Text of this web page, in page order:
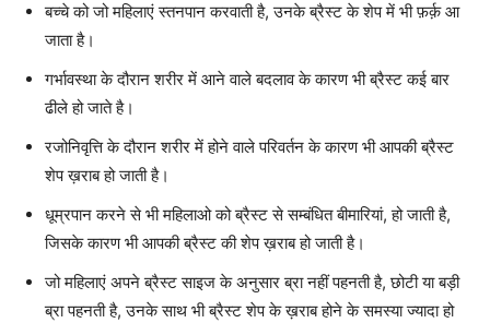
बच्चे को जो महिलाएं स्तनपान करवाती है, उनके ब्रैस्ट के शेप में भी फ़र्क़ आ
जाता है।
गर्भावस्था के दौरान शरीर में आने वाले बदलाव के कारण भी ब्रैस्ट कई बार
ढीले हो जाते है।
रजोनिवृत्ति के दौरान शरीर में होने वाले परिवर्तन के कारण भी आपकी ब्रैस्ट
शेप ख़राब हो जाती है।
धूम्रपान करने से भी महिलाओ को ब्रैस्ट से सम्बंधित बीमारियां, हो जाती है,
जिसके कारण भी आपकी ब्रैस्ट की शेप ख़राब हो जाती है।
जो महिलाएं अपने ब्रैस्ट साइज के अनुसार ब्रा नहीं पहनती है, छोटी या बड़ी
ब्रा पहनती है, उनके साथ भी ब्रैस्ट शेप के ख़राब होने के समस्या ज्यादा हो